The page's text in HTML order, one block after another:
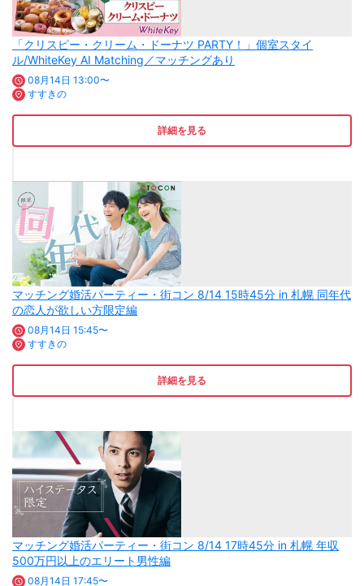
「クリスピー・クリーム・ドーナツ PARTY！」個室スタイ
ル/WhiteKey AI Matching／マッチングあり
08月14日 13:00〜
すすきの
詳細を見る
マッチング婚活パーティー・街コン 8/14 15時45分 in 札幌 同年代
の恋人が欲しい方限定編
08月14日 15:45〜
すすきの
詳細を見る
マッチング婚活パーティー・街コン 8/14 17時45分 in 札幌 年収
500万円以上のエリート男性編
08月14日 17:45〜